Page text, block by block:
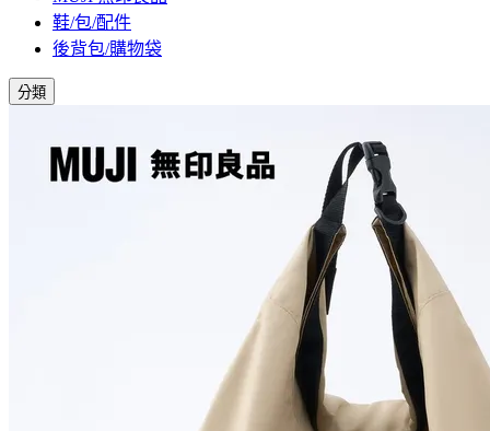
鞋/包/配件
後背包/購物袋
分類